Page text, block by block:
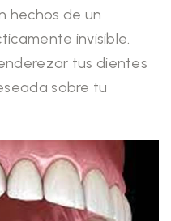
hechos de un
invisible.
tus dientes
sobre tu